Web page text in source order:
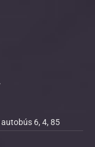
6, 4, 85